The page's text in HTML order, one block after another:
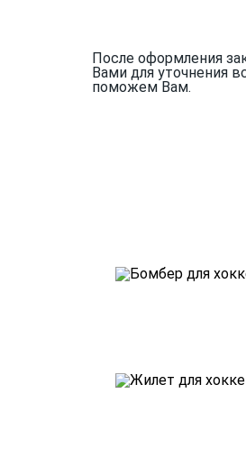
После оформления
Вами для уточнения
поможем Вам.